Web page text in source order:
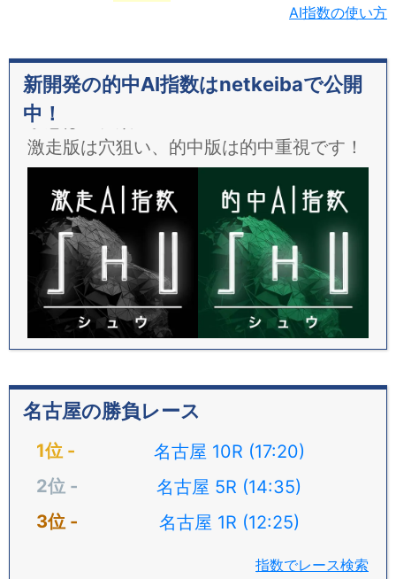
AI指数の使い方
新開発の的中AI指数はnetkeibaで公開
中！
予想は２種類！
激走版は穴狙い、的中版は的中重視です！
名古屋の勝負レース
名古屋 10R (17:20)
名古屋 5R (14:35)
名古屋 1R (12:25)
指数でレース検索